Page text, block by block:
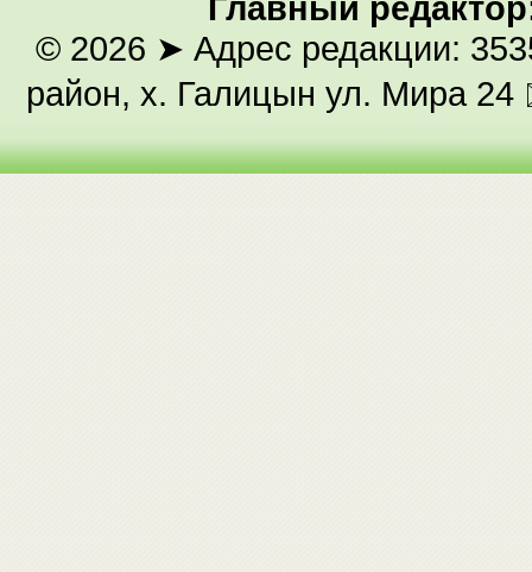
Главный
© 2026 ➤ Адрес редакции:
район, х. Галицын ул. Мира